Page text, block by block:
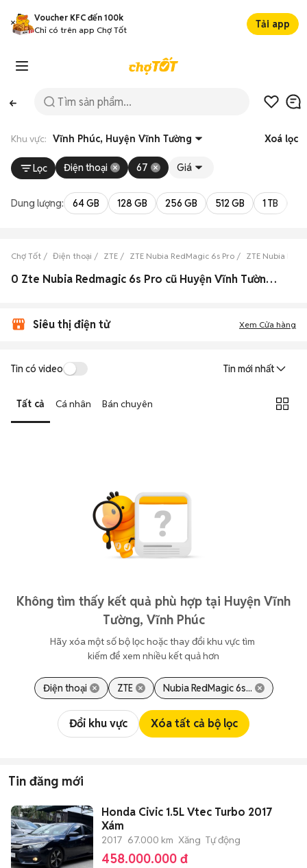
Voucher KFC đến 100k
Chỉ có trên app Chợ Tốt
Tải app
Khu vực: Vĩnh Phúc, Huyện Vĩnh Tường Xoá lọc
Lọc Điện thoại 67 Giá
Dung lượng: 64 GB 128 GB 256 GB 512 GB 1 TB
Chợ Tốt Điện thoại ZTE ZTE Nubia RedMagic 6s Pro ZTE Nubia
0 Zte Nubia Redmagic 6s Pro cũ Huyện Vĩnh Tường, Vĩnh Phúc đẹp
Siêu thị điện tử Xem Cửa hàng
Tin có video Tin mới nhất
Tất cả Cá nhân Bán chuyên
Không tìm thấy kết quả phù hợp tại Huyện Vĩnh
Tường, Vĩnh Phúc
Hãy xóa một số bộ lọc hoặc thay đổi khu vực tìm
kiếm để xem nhiều kết quả hơn
Điện thoại ZTE Nubia RedMagic 6s...
Đổi khu vực Xóa tất cả bộ lọc
Tin đăng mới
Honda Civic 1.5L Vtec Turbo 2017
Xám
2017 67.000 km Xăng Tự động
458.000.000 đ